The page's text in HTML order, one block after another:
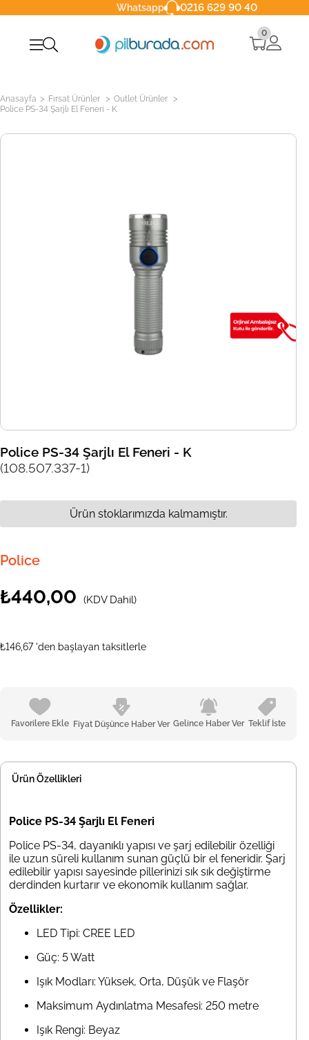
Whatsapp 0216 629 90 40
0
Anasayfa > Fırsat Ürünler > Outlet Ürünler >
Police PS-34 Şarjlı El Feneri - K
Police PS-34 Şarjlı El Feneri - K
(108.507.337-1)
Police
₺440,00 (KDV Dahil)
₺146,67 'den başlayan taksitlerle
Favorilere Ekle Fiyat Düşünce Haber Ver Gelince Haber Ver Teklif İste
Ürün stoklarımızda kalmamıştır.
Ürün Özellikleri
Police PS-34 Şarjlı El Feneri
Police PS-34, dayanıklı yapısı ve şarj edilebilir özelliği
ile uzun süreli kullanım sunan güçlü bir el feneridir. Şarj
edilebilir yapısı sayesinde pillerinizi sık sık değiştirme
derdinden kurtarır ve ekonomik kullanım sağlar.
Özellikler:
LED Tipi: CREE LED
Güç: 5 Watt
Işık Modları: Yüksek, Orta, Düşük ve Flaşör
Maksimum Aydınlatma Mesafesi: 250 metre
Işık Rengi: Beyaz